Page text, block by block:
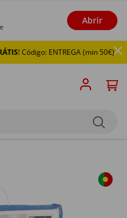
Abrir
! Código: ENTREGA (min 50€)